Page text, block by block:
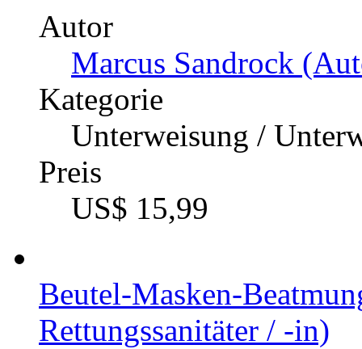
Autor
Marcus Sandrock
Kategorie
Unterweisung /
Preis
US$ 15,99
Beutel-Masken-
Rettungssanitäter / -in)